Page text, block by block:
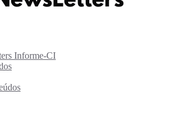
Informe-CI